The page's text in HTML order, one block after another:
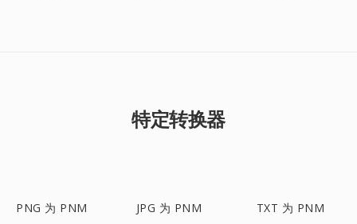
特定转换器
PNG 为 PNM JPG 为 PNM TXT 为 PNM